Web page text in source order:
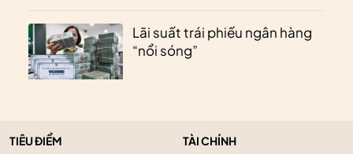
Lãi suất trái phiếu ngân hàng
“nổi sóng”
TIÊU ĐIỂM
TÀI CHÍNH